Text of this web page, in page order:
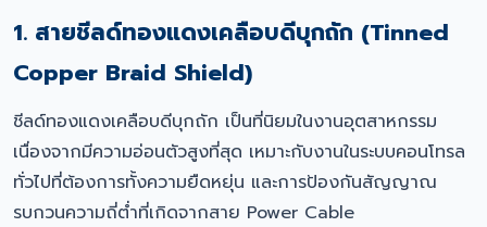
1. สายชีลด์ทองแดงเคลือบดีบุกถัก (Tinned
Copper Braid Shield)
ชีลด์ทองแดงเคลือบดีบุกถัก เป็นที่นิยมในงานอุตสาหกรรม
เนื่องจากมีความอ่อนตัวสูงที่สุด เหมาะกับงานในระบบคอนโทรล
ทั่วไปที่ต้องการทั้งความยืดหยุ่น และการป้องกันสัญญาณ
รบกวนความถี่ต่ำที่เกิดจากสาย Power Cable